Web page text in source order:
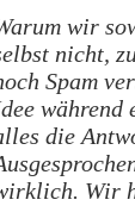
wir
nicht,
Spam
während
die
Wir